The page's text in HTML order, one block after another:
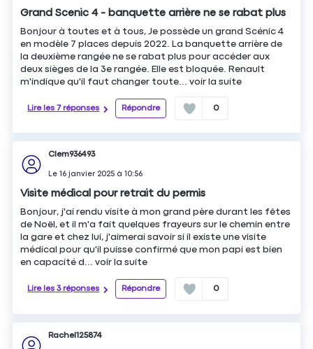
Grand Scenic 4 - banquette arrière ne se rabat plus
Bonjour à toutes et à tous, Je possède un grand Scénic 4
en modèle 7 places depuis 2022. La banquette arrière de
la deuxième rangée ne se rabat plus pour accéder aux
deux sièges de la 3e rangée. Elle est bloquée. Renault
m'indique qu'il faut changer toute...voir la suite
Lire les 7 réponses Répondre 0
Clem936493
Le16 janvier 2025 à10:56
Visite médical pour retrait du permis
Bonjour, j'ai rendu visite à mon grand père durant les fêtes
de Noël, et il m'a fait quelques frayeurs sur le chemin entre
la gare et chez lui, j'aimerai savoir si il existe une visite
médical pour qu'il puisse confirmé que mon papi est bien
en capacité d...voir la suite
Lire les 3 réponses Répondre 0
Rachel125874